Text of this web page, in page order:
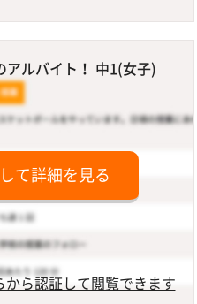
アルバイト！ 中1(女子)
て詳細を見る
から認証して閲覧できます